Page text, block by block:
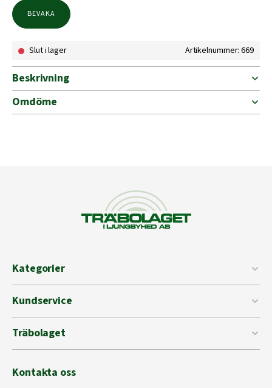
BEVAKA
Slut i lager Artikelnummer: 669
Beskrivning
Omdöme
Kategorier
Kundservice
Träbolaget
Kontakta oss